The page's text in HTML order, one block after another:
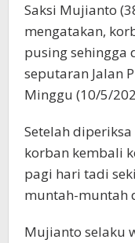
Saksi Mujianto
mengatakan,
pusing sehingga
seputaran Jalan
Minggu (10/5/
Setelah
korban kembali
pagi hari tadi
muntah-muntah
Mujianto selaku